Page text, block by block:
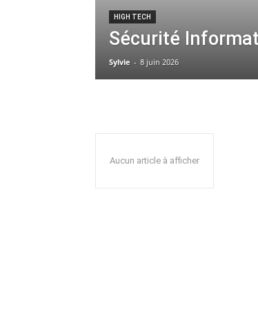
HIGH TECH
Sécurité
Sylvie - 8 juin 2026
Aucun article à afficher